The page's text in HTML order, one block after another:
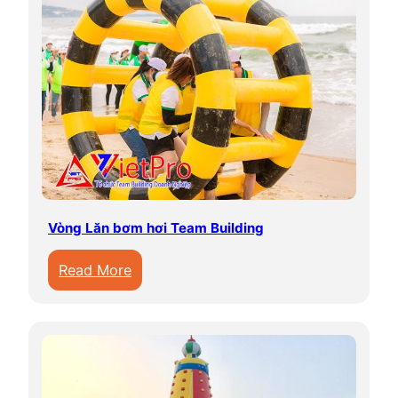
T
i
ê
n
V
ư
ợ
t
B
i
ể
n
Vòng Lăn bơm hơi Team Building
Read More:
V